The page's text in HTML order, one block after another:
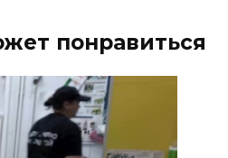
понравиться